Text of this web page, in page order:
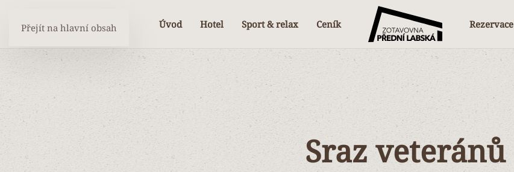
Přejít na hlavní obsah Úvod Hotel Sport & relax Ceník Rezervace
Sraz veteránů